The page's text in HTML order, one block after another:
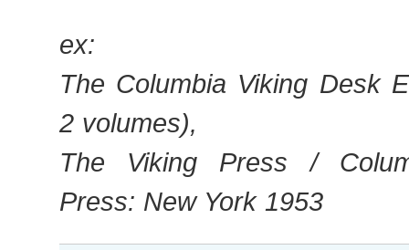
ex:
The Columbia Viking Desk
2 volumes),
The Viking Press /
Press: New York 1953